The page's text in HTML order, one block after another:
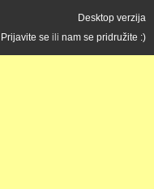
Desktop verzija
Prijavite se ili nam se pridružite :)